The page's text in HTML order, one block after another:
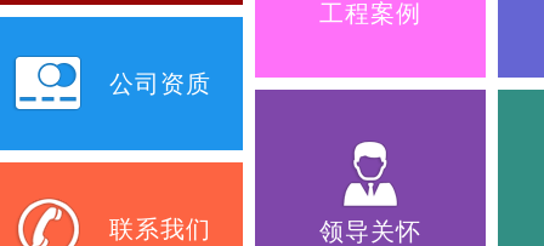
公司资质
联系我们
工程案例
领导关怀